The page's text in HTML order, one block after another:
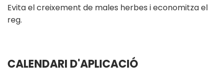
Evita el creixement de males herbes i economitza el
reg.
CALENDARI D'APLICACIÓ